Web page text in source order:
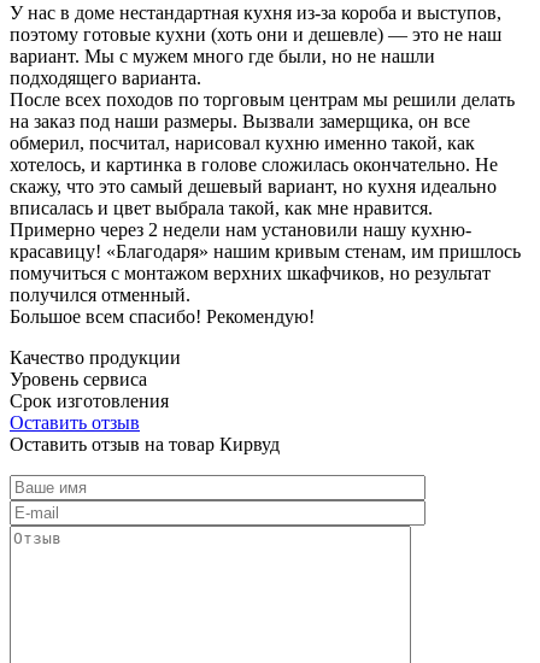
У нас в доме нестандартная кухня из-за короба и выступов,
поэтому готовые кухни (хоть они и дешевле) — это не наш
вариант. Мы с мужем много где были, но не нашли
подходящего варианта.
После всех походов по торговым центрам мы решили делать
на заказ под наши размеры. Вызвали замерщика, он все
обмерил, посчитал, нарисовал кухню именно такой, как
хотелось, и картинка в голове сложилась окончательно. Не
скажу, что это самый дешевый вариант, но кухня идеально
вписалась и цвет выбрала такой, как мне нравится.
Примерно через 2 недели нам установили нашу кухню-
красавицу! «Благодаря» нашим кривым стенам, им пришлось
помучиться с монтажом верхних шкафчиков, но результат
получился отменный.
Большое всем спасибо! Рекомендую!
Качество продукции
Уровень сервиса
Срок изготовления
Оставить отзыв
Оставить отзыв на товар Кирвуд